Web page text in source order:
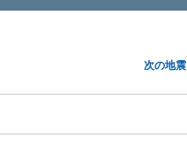
次の地震